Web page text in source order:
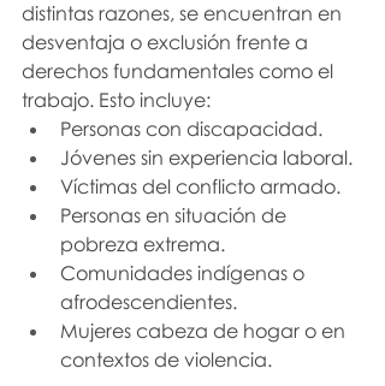
distintas razones, se encuentran en
desventaja o exclusión frente a
derechos fundamentales como el
trabajo. Esto incluye:
Personas con discapacidad.
Jóvenes sin experiencia laboral.
Víctimas del conflicto armado.
Personas en situación de
pobreza extrema.
Comunidades indígenas o
afrodescendientes.
Mujeres cabeza de hogar o en
contextos de violencia.